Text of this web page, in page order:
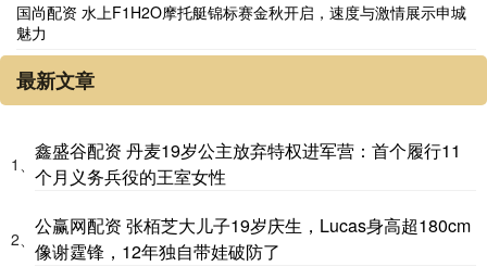
国尚配资 水上F1H2O摩托艇锦标赛金秋开启，速度与激情展示申城
魅力
最新文章
1、
鑫盛谷配资 丹麦19岁公主放弃特权进军营：首个履行11
个月义务兵役的王室女性
2、
公赢网配资 张栢芝大儿子19岁庆生，Lucas身高超180cm
像谢霆锋，12年独自带娃破防了